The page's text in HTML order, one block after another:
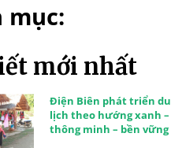
mục:
mới nhất
Điện Biên phát triển du
lịch theo hướng xanh –
thông minh – bền vững